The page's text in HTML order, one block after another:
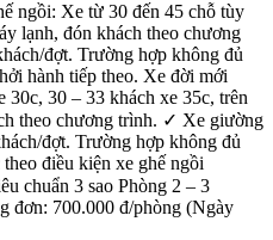
ngồi: Xe từ 30 đến 45 chỗ tùy
lạnh, đón khách theo chương
đợt. Trường hợp không đủ
hành tiếp theo. Xe đời mới
30c, 30 – 33 khách xe 35c, trên
theo chương trình. ✓ Xe giường
đợt. Trường hợp không đủ
điều kiện xe ghế ngồi
chuẩn 3 sao Phòng 2 – 3
đơn: 700.000 đ/phòng (Ngày